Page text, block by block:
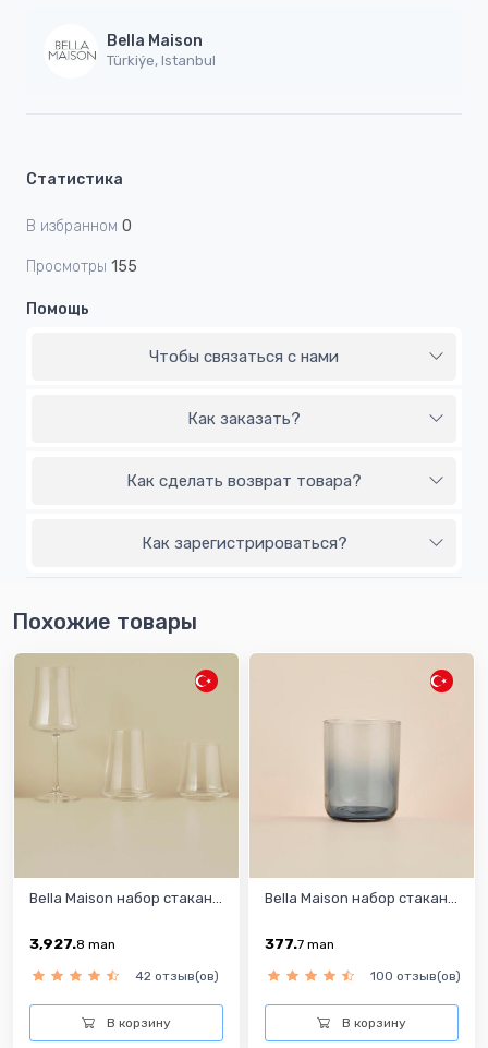
Bella Maison
Türkiýe, Istanbul
Статистика
В избранном 0
Просмотры 155
Помощь
Чтобы связаться с нами
Как заказать?
Как сделать возврат товара?
Как зарегистрироваться?
Похожие товары
Bella Maison набор стакан...
3,927.8 man
42 отзыв(ов)
В корзину
Bella Maison набор стакан...
377.7 man
100 отзыв(ов)
В корзину